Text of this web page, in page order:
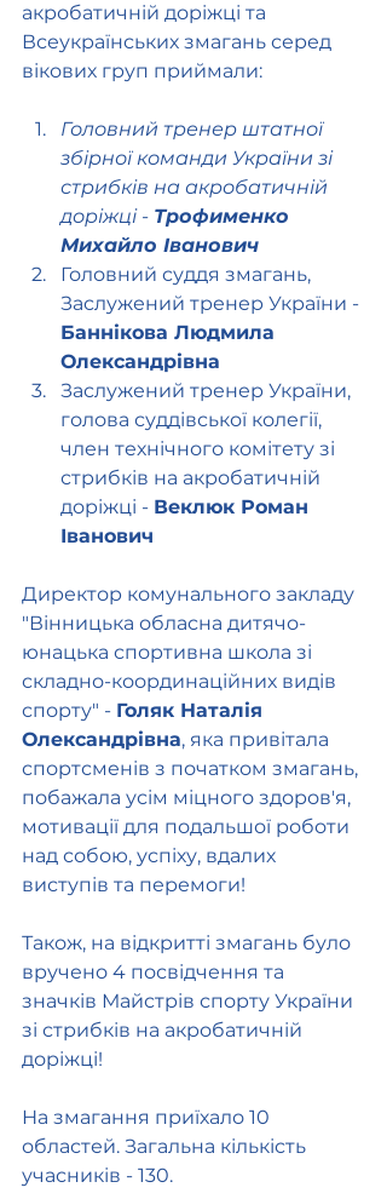
акробатичній доріжці та
Всеукраїнських змагань серед
вікових груп приймали:
Головний тренер штатної
збірної команди України зі
стрибків на акробатичній
доріжці - Трофименко
Михайло Іванович
Головний суддя змагань,
Заслужений тренер України -
Баннікова Людмила
Олександрівна
Заслужений тренер України,
голова суддівської колегії,
член технічного комітету зі
стрибків на акробатичній
доріжці - Веклюк Роман
Іванович
Директор комунального закладу
"Вінницька обласна дитячо-
юнацька спортивна школа зі
складно-координаційних видів
спорту" - Голяк Наталія
Олександрівна, яка привітала
спортсменів з початком змагань,
побажала усім міцного здоров'я,
мотивації для подальшої роботи
над собою, успіху, вдалих
виступів та перемоги!
Також, на відкритті змагань було
вручено 4 посвідчення та
значків Майстрів спорту України
зі стрибків на акробатичній
доріжці!
На змагання приїхало 10
областей. Загальна кількість
учасників - 130.